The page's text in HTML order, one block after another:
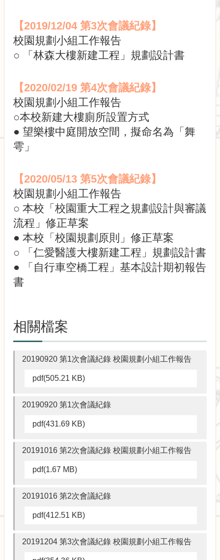
劃
組
會
議
記
錄
規
劃
資
訊
校
園
劃
報
物
多
樣
共
【2019/12/04 第3次會議紀錄】
校園規劃小組工作報告
○ 「林森大樓新建工程」規劃設計書
【2020/02/19 第4次會議紀錄】
校園規劃小組工作報告
○本校新建大樓廁所設置方式
● 望樂樓中庭開放空間，擬命名為「舞
雩」
【2020/05/13 第5次會議紀錄】
校園規劃小組工作報告
○ 本校「校園重大工程之規劃設計與審議
流程」修正草案
● 本校「校園規劃原則」修正草案
○ 「仁愛醫護大樓新建工程」規劃設計書
● 「自行車空橋工程」基本設計期初報告
書
相關檔案
20190920 第1次會議紀錄 校園規劃小組工作報告
pdf(505.21 KB)
20190920 第1次會議紀錄
pdf(431.69 KB)
20191016 第2次會議紀錄 校園規劃小組工作報告
pdf(1.67 MB)
20191016 第2次會議紀錄
pdf(412.51 KB)
20191204 第3次會議紀錄 校園規劃小組工作報告